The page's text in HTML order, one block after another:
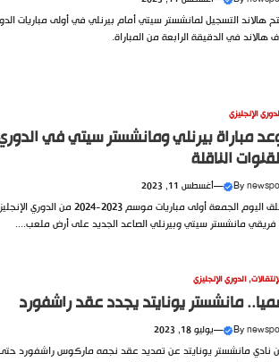
في الدقيقة الرابعة من المباراة.
الإنجليزي
الناقلة
By
—أغسطس 11, 2023
تنطلق اليوم الجمعة أولى
فريقي مانشستر سيتي وبيرنلي الصاعد الجديد على أرض ملعب....
,الدوري الإنجليزي
مانشستر يونايتد يجدد عقد راشفورد
By
—يوليو 18, 2023